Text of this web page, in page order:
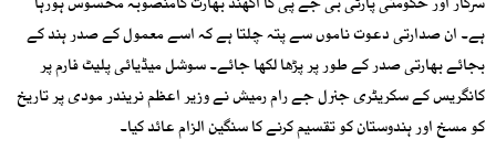
ہے۔ ان صدارتی دعوت ناموں سے پتہ چلتا ہے کہ اسے معمول کے صدر ہند کے
بجائے بھارتی صدر کے طور پر پڑھا لکھا جائے۔ سوشل میڈیائی پلیٹ فارم پر
کانگریس کے سکریٹری جنرل جے رام رمیش نے وزیر اعظم نریندر مودی پر تاریخ
کو مسخ اور ہندوستان کو تقسیم کرنے کا سنگین الزام عائد کیا۔